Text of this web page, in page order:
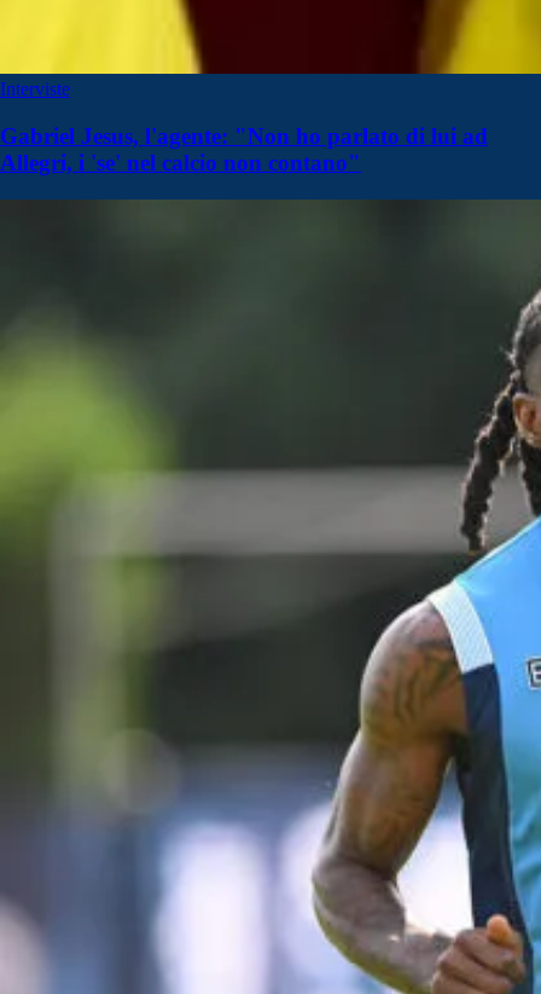
Interviste
Gabriel Jesus, l'agente: "Non ho parlato di lui ad
Allegri, i 'se' nel calcio non contano"